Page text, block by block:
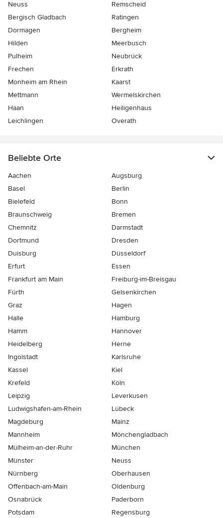
Neuss
Remscheid
Bergisch Gladbach
Ratingen
Dormagen
Bergheim
Hilden
Meerbusch
Pulheim
Neubrück
Frechen
Erkrath
Monheim am Rhein
Kaarst
Mettmann
Wermelskirchen
Haan
Heiligenhaus
Leichlingen
Overath
Beliebte Orte
Aachen
Augsburg
Basel
Berlin
Bielefeld
Bonn
Braunschweig
Bremen
Chemnitz
Darmstadt
Dortmund
Dresden
Duisburg
Düsseldorf
Erfurt
Essen
Frankfurt am Main
Freiburg-im-Breisgau
Fürth
Gelsenkirchen
Graz
Hagen
Halle
Hamburg
Hamm
Hannover
Heidelberg
Herne
Ingolstadt
Karlsruhe
Kassel
Kiel
Krefeld
Köln
Leipzig
Leverkusen
Ludwigshafen-am-Rhein
Lübeck
Magdeburg
Mainz
Mannheim
Mönchen­gladbach
Mülheim-an-der-Ruhr
München
Münster
Neuss
Nürnberg
Oberhausen
Offenbach-am-Main
Oldenburg
Osnabrück
Paderborn
Potsdam
Regensburg